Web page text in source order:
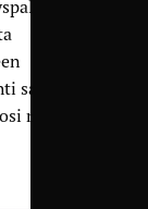
sai
maalin